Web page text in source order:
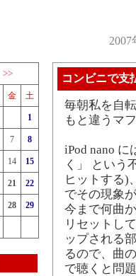
>>
金 土
1
7 8
14 15
21 22
28 29
コンビニで支
毎朝私を自
もと違うマ
iPod nano
く」 という
ヒットする)
でその現象
今まで何曲
リセットし
ップされる
るので、曲
で聴くと問